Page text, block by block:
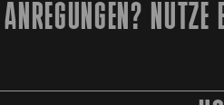
NUTZE